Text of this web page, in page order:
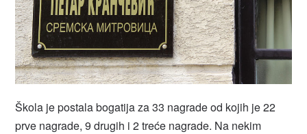
Škola je postala bogatija za 33 nagrade od kojih je 22
prve nagrade, 9 drugih i 2 treće nagrade. Na nekim